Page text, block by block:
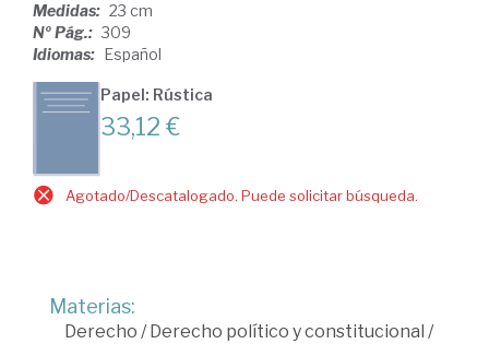
Medidas: 23 cm
Nº Pág.: 309
Idiomas: Español
Papel: Rústica
33,12 €
Agotado/Descatalogado. Puede solicitar búsqueda.
Materias:
Derecho / Derecho político y constitucional /